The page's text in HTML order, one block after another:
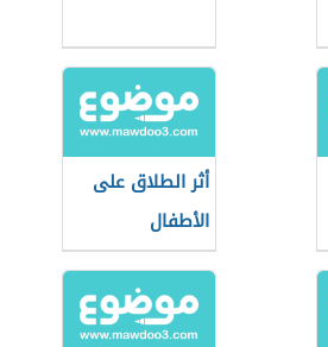
أثر الطلاق على
الأطفال